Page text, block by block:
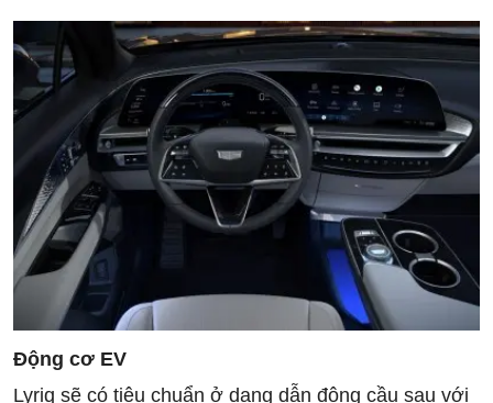
Động cơ EV
Lyriq sẽ có tiêu chuẩn ở dạng dẫn động cầu sau với